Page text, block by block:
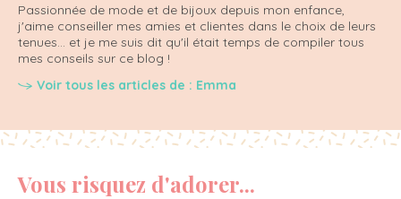
Passionnée de mode et de bijoux depuis mon enfance,
j'aime conseiller mes amies et clientes dans le choix de leurs
tenues... et je me suis dit qu'il était temps de compiler tous
mes conseils sur ce blog !
Voir tous les articles de : Emma
Vous risquez d'adorer...